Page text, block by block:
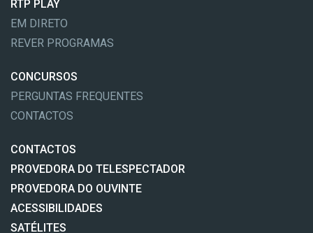
RTP PLAY
EM DIRETO
REVER PROGRAMAS
CONCURSOS
PERGUNTAS FREQUENTES
CONTACTOS
CONTACTOS
PROVEDORA DO TELESPECTADOR
PROVEDORA DO OUVINTE
ACESSIBILIDADES
SATÉLITES